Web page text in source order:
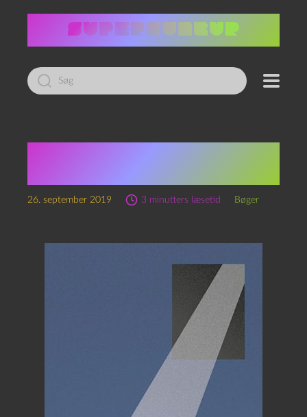
Led
efter:
26. september 2019 3 minutters læsetid Bøger